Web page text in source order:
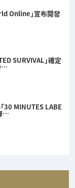
Online」宣布開發
SURVIVAL」確定
30 MINUTES LABE
…